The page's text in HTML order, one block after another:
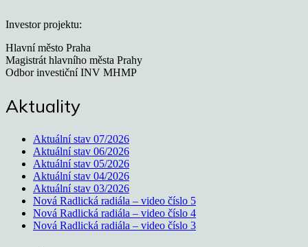
Investor projektu:
Hlavní město Praha
Magistrát hlavního města Prahy
Odbor investiční INV MHMP
Aktuality
Aktuální stav 07/2026
Aktuální stav 06/2026
Aktuální stav 05/2026
Aktuální stav 04/2026
Aktuální stav 03/2026
Nová Radlická radiála – video číslo 5
Nová Radlická radiála – video číslo 4
Nová Radlická radiála – video číslo 3